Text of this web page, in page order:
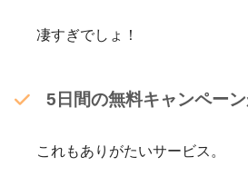
凄すぎでしょ！
5日間の無料キャンペー
これもありがたいサービス。